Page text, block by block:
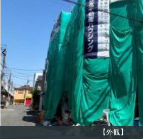
【外観】